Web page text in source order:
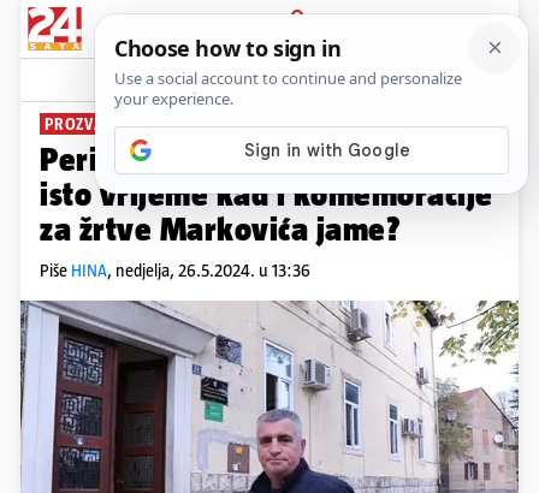
PRIJAVA
News Komentari
PROZVAO VLAST U SINJU
Perić (HDZ): Zašto je sjednica u
isto vrijeme kad i komemoracije
za žrtve Markovića jame?
Piše HINA, nedjelja, 26.5.2024. u 13:36